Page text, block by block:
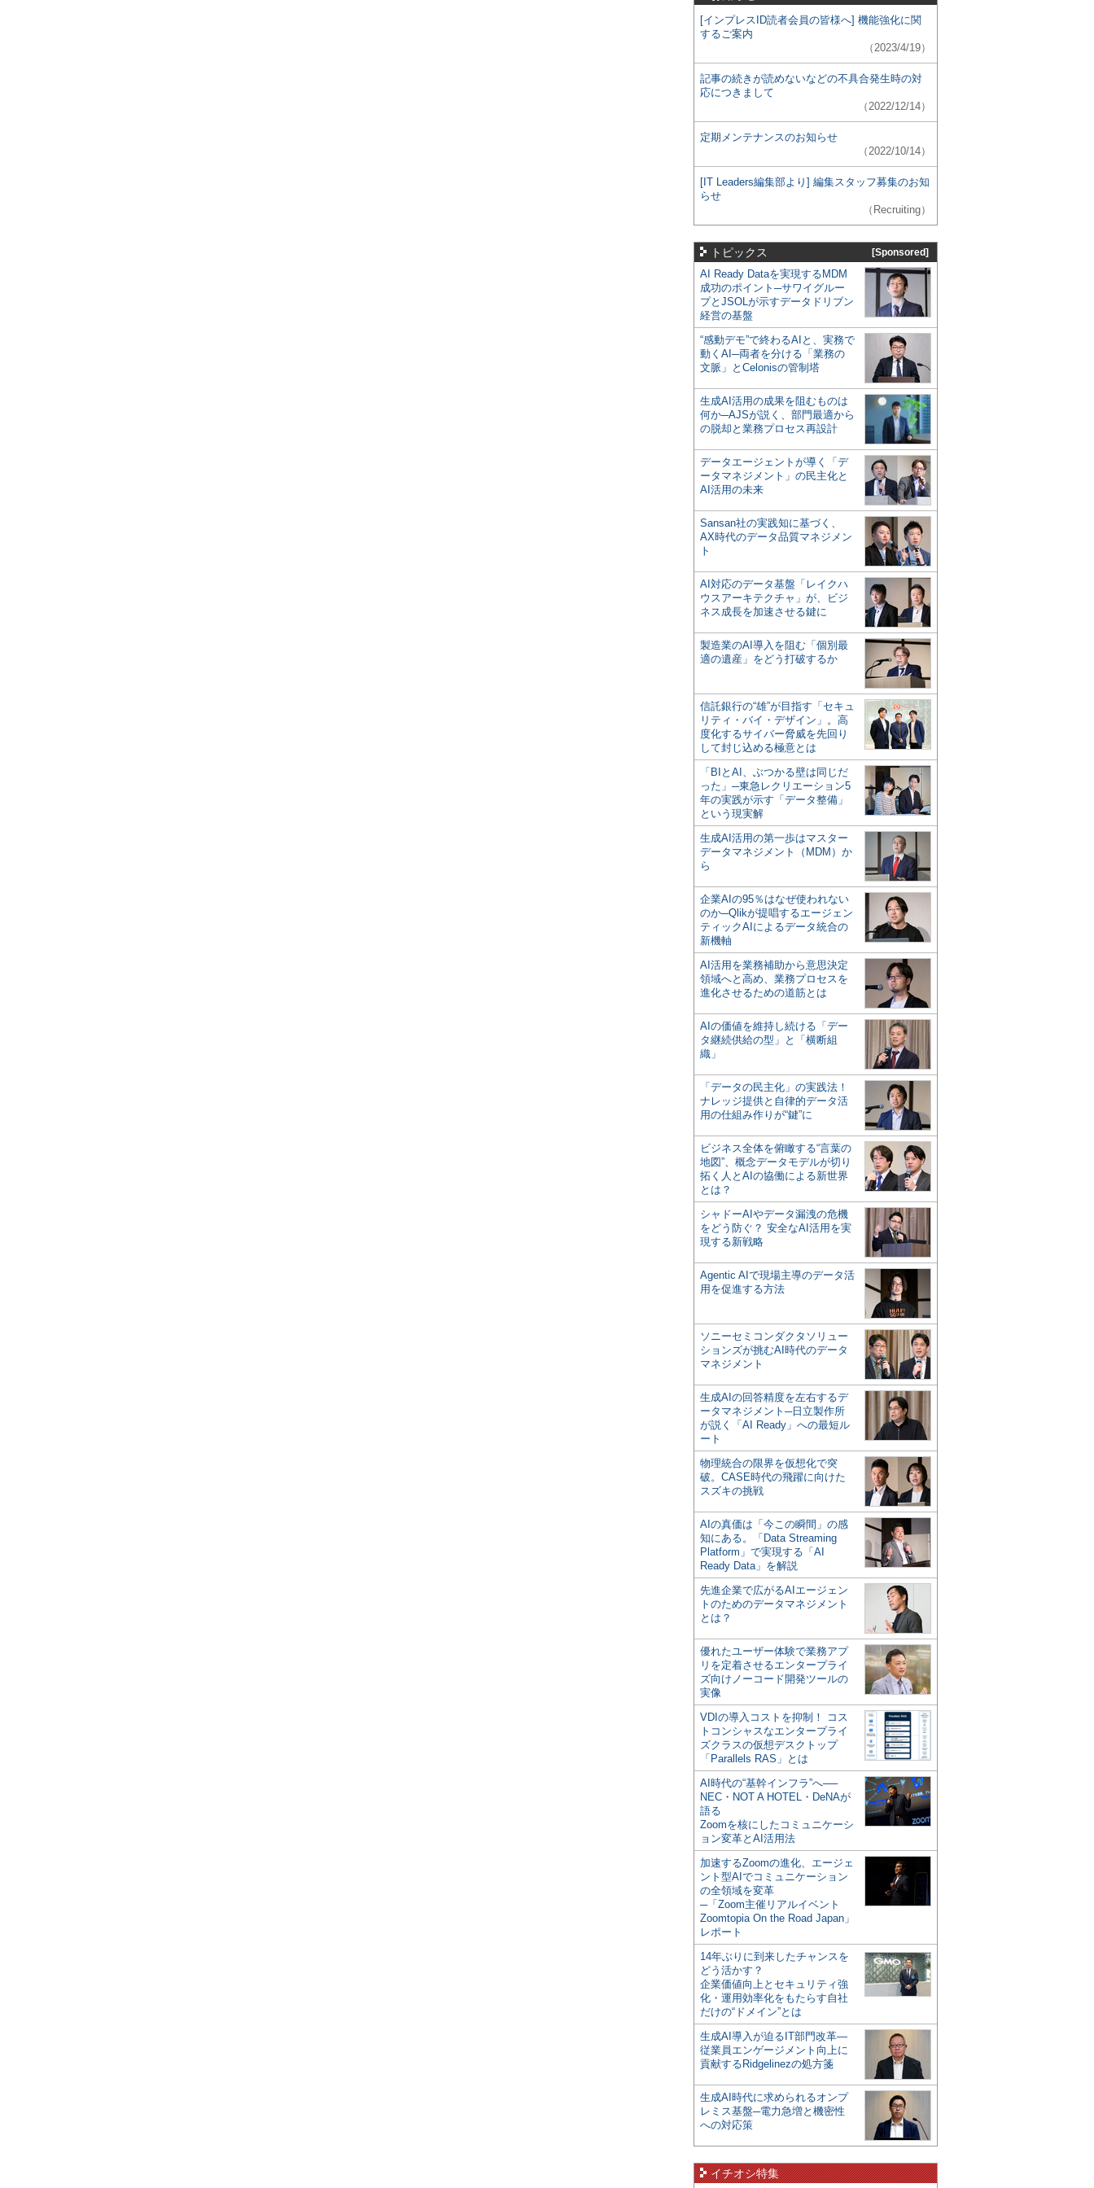
[インプレスID読者会員の皆様へ] 機能強化に関
するご案内
（2023/4/19）
記事の続きが読めないなどの不具合発生時の対
応につきまして
（2022/12/14）
定期メンテナンスのお知らせ
（2022/10/14）
[IT Leaders編集部より] 編集スタッフ募集のお知
らせ
（Recruiting）
トピックス [Sponsored]
AI Ready Dataを実現するMDM
成功のポイント─サワイグルー
プとJSOLが示すデータドリブン
経営の基盤
“感動デモ”で終わるAIと、実務で
動くAI─両者を分ける「業務の
文脈」とCelonisの管制塔
生成AI活用の成果を阻むものは
何か─AJSが説く、部門最適から
の脱却と業務プロセス再設計
データエージェントが導く「デ
ータマネジメント」の民主化と
AI活用の未来
Sansan社の実践知に基づく、
AX時代のデータ品質マネジメン
ト
AI対応のデータ基盤「レイクハ
ウスアーキテクチャ」が、ビジ
ネス成長を加速させる鍵に
製造業のAI導入を阻む「個別最
適の遺産」をどう打破するか
信託銀行の“雄”が目指す「セキュ
リティ・バイ・デザイン」。高
度化するサイバー脅威を先回り
して封じ込める極意とは
「BIとAI、ぶつかる壁は同じだ
った」─東急レクリエーション5
年の実践が示す「データ整備」
という現実解
生成AI活用の第一歩はマスター
データマネジメント（MDM）か
ら
企業AIの95％はなぜ使われない
のか─Qlikが提唱するエージェン
ティックAIによるデータ統合の
新機軸
AI活用を業務補助から意思決定
領域へと高め、業務プロセスを
進化させるための道筋とは
AIの価値を維持し続ける「デー
タ継続供給の型」と「横断組
織」
「データの民主化」の実践法！
ナレッジ提供と自律的データ活
用の仕組み作りが“鍵”に
ビジネス全体を俯瞰する“言葉の
地図”、概念データモデルが切り
拓く人とAIの協働による新世界
とは？
シャドーAIやデータ漏洩の危機
をどう防ぐ？ 安全なAI活用を実
現する新戦略
Agentic AIで現場主導のデータ活
用を促進する方法
ソニーセミコンダクタソリュー
ションズが挑むAI時代のデータ
マネジメント
生成AIの回答精度を左右するデ
ータマネジメント─日立製作所
が説く「AI Ready」への最短ル
ート
物理統合の限界を仮想化で突
破。CASE時代の飛躍に向けた
スズキの挑戦
AIの真価は「今この瞬間」の感
知にある。「Data Streaming
Platform」で実現する「AI
Ready Data」を解説
先進企業で広がるAIエージェン
トのためのデータマネジメント
とは？
優れたユーザー体験で業務アプ
リを定着させるエンタープライ
ズ向けノーコード開発ツールの
実像
VDIの導入コストを抑制！ コス
トコンシャスなエンタープライ
ズクラスの仮想デスクトップ
「Parallels RAS」とは
AI時代の“基幹インフラ”へ──
NEC・NOT A HOTEL・DeNAが
語る
Zoomを核にしたコミュニケーシ
ョン変革とAI活用法
加速するZoomの進化、エージェ
ント型AIでコミュニケーション
の全領域を変革
─「Zoom主催リアルイベント
Zoomtopia On the Road Japan」
レポート
14年ぶりに到来したチャンスを
どう活かす？
企業価値向上とセキュリティ強
化・運用効率化をもたらす自社
だけの“ドメイン”とは
生成AI導入が迫るIT部門改革―
従業員エンゲージメント向上に
貢献するRidgelinezの処方箋
生成AI時代に求められるオンプ
レミス基盤─電力急増と機密性
への対応策
イチオシ特集